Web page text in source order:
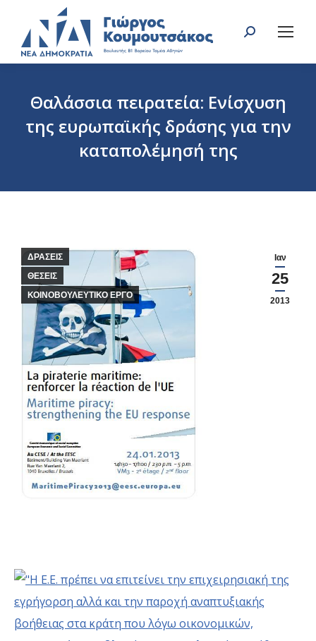
Search:
Θαλάσσια πειρατεία: Ενίσχυση
της ευρωπαϊκής δράσης για την
καταπολέμησή της
Ιαν
25
2013
ΔΡΑΣΕΙΣ
ΘΕΣΕΙΣ
ΚΟΙΝΟΒΟΥΛΕΥΤΙΚΟ ΕΡΓΟ